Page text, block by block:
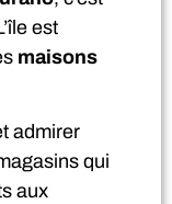
est
maisons
admirer
qui
aux